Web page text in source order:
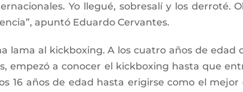
Yo llegué, sobresalí y los derroté.
apuntó Eduardo Cervantes.
al kickboxing. A los cuatro años de edad
a conocer el kickboxing hasta que
años de edad hasta erigirse como el mejor